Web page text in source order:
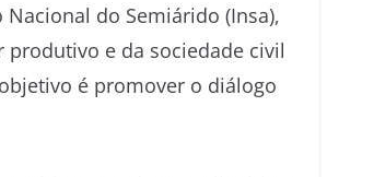
do Semiárido (Insa),
e da sociedade civil
é promover o diálogo